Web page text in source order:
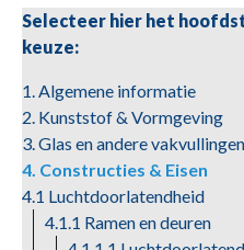
Selecteer hier het
keuze:
1. Algemene informatie
2. Kunststof & Vormgeving
3. Glas en andere vakvullingen
4. Constructies & Eisen
4.1 Luchtdoorlatendheid
4.1.1 Ramen en deuren